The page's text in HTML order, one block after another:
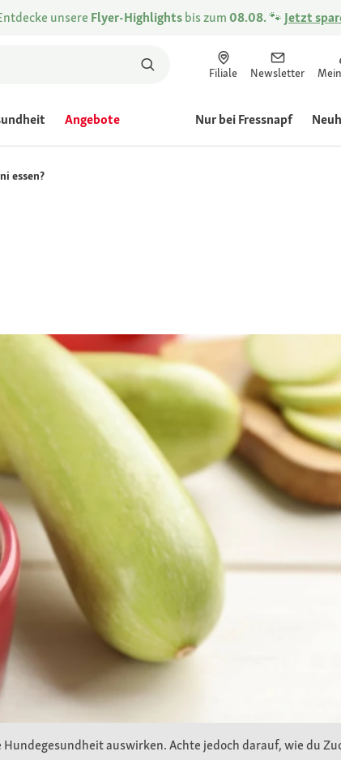
unsere Flyer-Highlightsbis zum08.08.🐾 Jetzt
Filiale Newsletter
Angebote Nur bei Fressnapf
essen?
auswirken. Achte jedoch darauf, wie du